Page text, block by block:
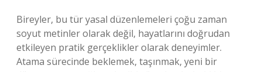
Bireyler, bu tür yasal düzenlemeleri çoğu zaman
soyut metinler olarak değil, hayatlarını doğrudan
etkileyen pratik gerçeklikler olarak deneyimler.
Atama sürecinde beklemek, taşınmak, yeni bir